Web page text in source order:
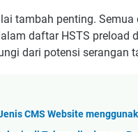
tambah penting.
daftar HSTS preload
dari potensi serangan
CMS Website